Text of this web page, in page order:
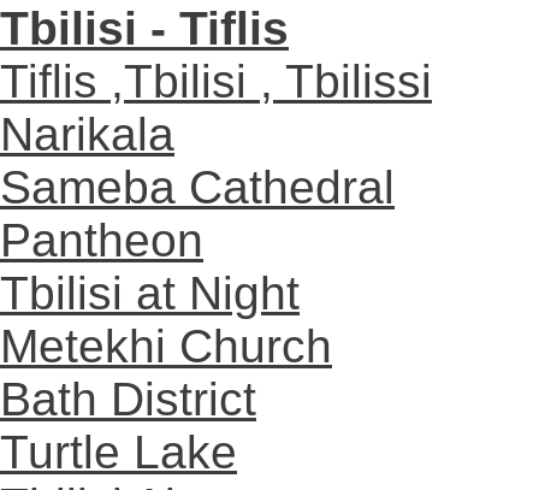
Tbilisi - Tiflis
Tiflis ,Tbilisi , Tbilissi
Narikala
Sameba Cathedral
Pantheon
Tbilisi at Night
Metekhi Church
Bath District
Turtle Lake